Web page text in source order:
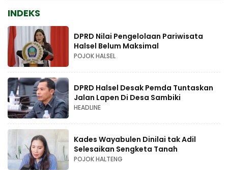
INDEKS
DPRD Nilai Pengelolaan Pariwisata
Halsel Belum Maksimal
POJOK HALSEL
DPRD Halsel Desak Pemda Tuntaskan
Jalan Lapen Di Desa Sambiki
HEADLINE
Kades Wayabulen Dinilai tak Adil
Selesaikan Sengketa Tanah
POJOK HALTENG